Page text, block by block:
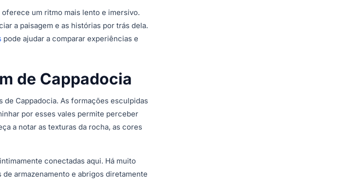
um ritmo mais lento e imersivo.
a paisagem e as histórias por trás dela.
pode ajudar a comparar experiências e
de Cappadocia
de Cappadocia. As formações esculpidas
por esses vales permite perceber
a notar as texturas da rocha, as cores
conectadas aqui. Há muito
armazenamento e abrigos diretamente